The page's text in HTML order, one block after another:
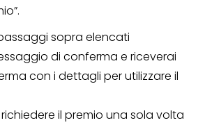
sopra elencati
di conferma e riceverai
con i dettagli per utilizzare il
il premio una sola volta